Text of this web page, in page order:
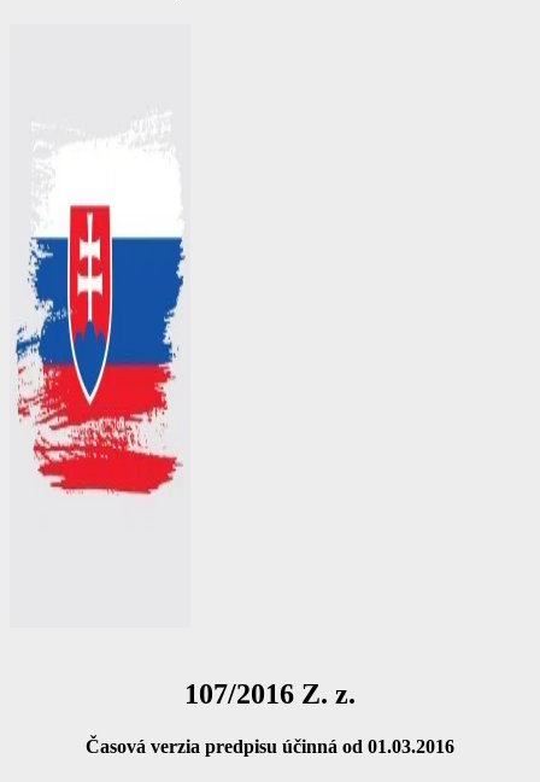
107/2016 Z. z.
Časová verzia predpisu účinná od 01.03.2016